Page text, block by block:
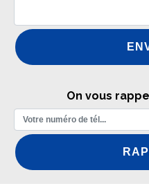
On vous